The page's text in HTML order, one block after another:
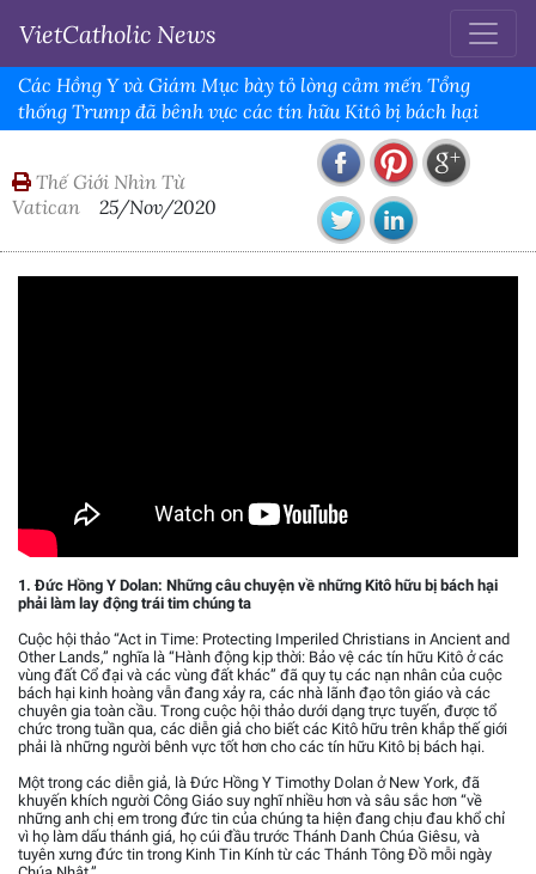
VietCatholic News
Các Hồng Y và Giám Mục bày tỏ lòng cảm mến Tổng
thống Trump đã bênh vực các tín hữu Kitô bị bách hại
Thế Giới Nhìn Từ
Vatican
25/Nov/2020
1. Đức Hồng Y Dolan: Những câu chuyện về những Kitô hữu bị bách hại
phải làm lay động trái tim chúng ta
Cuộc hội thảo “Act in Time: Protecting Imperiled Christians in Ancient and
Other Lands,” nghĩa là “Hành động kịp thời: Bảo vệ các tín hữu Kitô ở các
vùng đất Cổ đại và các vùng đất khác” đã quy tụ các nạn nhân của cuộc
bách hại kinh hoàng vẫn đang xảy ra, các nhà lãnh đạo tôn giáo và các
chuyên gia toàn cầu. Trong cuộc hội thảo dưới dạng trực tuyến, được tổ
chức trong tuần qua, các diễn giả cho biết các Kitô hữu trên khắp thế giới
phải là những người bênh vực tốt hơn cho các tín hữu Kitô bị bách hại.
Một trong các diễn giả, là Đức Hồng Y Timothy Dolan ở New York, đã
khuyến khích người Công Giáo suy nghĩ nhiều hơn và sâu sắc hơn “về
những anh chị em trong đức tin của chúng ta hiện đang chịu đau khổ chỉ
vì họ làm dấu thánh giá, họ cúi đầu trước Thánh Danh Chúa Giêsu, và
tuyên xưng đức tin trong Kinh Tin Kính từ các Thánh Tông Đồ mỗi ngày